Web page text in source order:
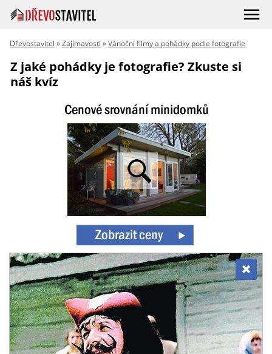
Dřevostavitel »Zajímavosti »Vánoční filmy a pohádky podle fotografie
Z jaké pohádky je fotografie? Zkuste si
náš kvíz